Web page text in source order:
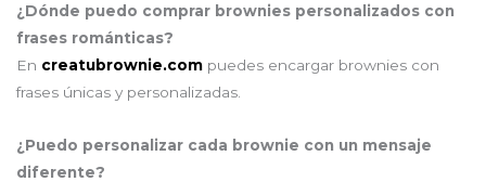
¿Dónde puedo comprar brownies personalizados con
frases románticas?
En creatubrownie.com puedes encargar brownies con
frases únicas y personalizadas.
¿Puedo personalizar cada brownie con un mensaje
diferente?